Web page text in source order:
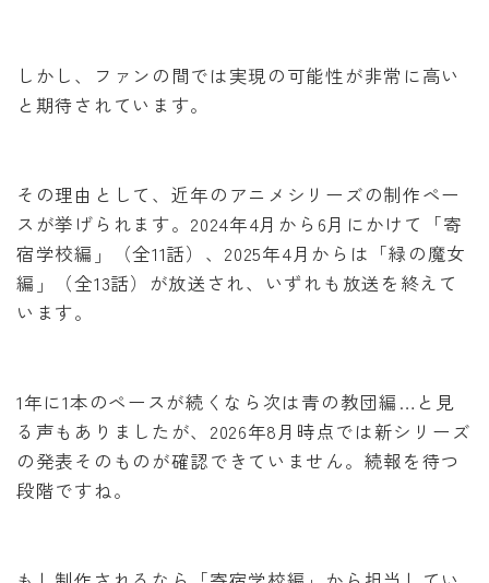
しかし、ファンの間では実現の可能性が非常に高い
と期待されています。
その理由として、近年のアニメシリーズの制作ペー
スが挙げられます。2024年4月から6月にかけて「寄
宿学校編」（全11話）、2025年4月からは「緑の魔女
編」（全13話）が放送され、いずれも放送を終えて
います。
1年に1本のペースが続くなら次は青の教団編…と見
る声もありましたが、2026年8月時点では新シリーズ
の発表そのものが確認できていません。続報を待つ
段階ですね。